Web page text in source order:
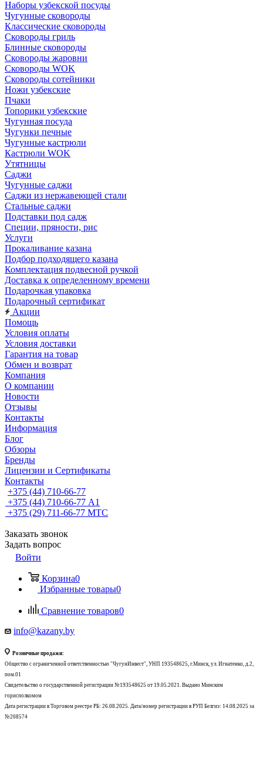
Наборы узбекской посуды
Чугунные сковороды
Классические сковороды
Сковороды гриль
Блинные сковороды
Сковороды жаровни
Сковороды WOK
Сковороды сотейники
Ножи узбекские
Пчаки
Топорики узбекские
Чугунная посуда
Чугунки печные
Чугунные кастрюли
Кастрюли WOK
Утятницы
Саджи
Чугунные саджи
Саджи из нержавеющей стали
Стальные саджи
Подставки под садж
Специи, пряности, рис
Услуги
Прокаливание казана
Подбор подходящего казана
Комплектация подвесной ручкой
Доставка к определенному времени
Подарочкая упаковка
Подарочный сертификат
Акции
Помощь
Условия оплаты
Условия доставки
Гарантия на товар
Обмен и возврат
Компания
О компании
Новости
Отзывы
Контакты
Информация
Блог
Обзоры
Бренды
Лицензии и Сертификаты
Контакты
+375 (44) 710-66-77
+375 (44) 710-66-77 А1
+375 (29) 711-66-77 МТС
Заказать звонок
Задать вопрос
Войти
Корзина0
Избранные товары0
Сравнение товаров0
info@kazany.by
Розничные продажи:
Общество с ограниченной ответственностью "ЧугунИнвест", УНП 193548625, г.Минск, ул. Игнатенко, д.2,
пом.01
Свидетельство о государственной регистрации №193548625 от 19.05.2021. Выдано Минским
горисполкомом
Дата регистрации в Торговом реестре РБ: 26.08.2025. Дата/номер регистрации в РУП Белгиэ: 14.08.2025 за
№208574